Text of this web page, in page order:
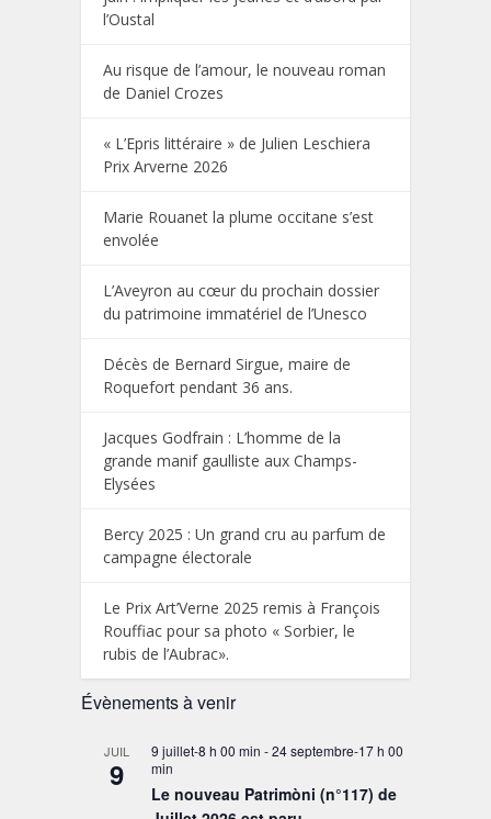
l’Oustal
Au risque de l’amour, le nouveau roman
de Daniel Crozes
« L’Epris littéraire » de Julien Leschiera
Prix Arverne 2026
Marie Rouanet la plume occitane s’est
envolée
L’Aveyron au cœur du prochain dossier
du patrimoine immatériel de l’Unesco
Décès de Bernard Sirgue, maire de
Roquefort pendant 36 ans.
Jacques Godfrain : L’homme de la
grande manif gaulliste aux Champs-
Elysées
Bercy 2025 : Un grand cru au parfum de
campagne électorale
Le Prix Art’Verne 2025 remis à François
Rouffiac pour sa photo « Sorbier, le
rubis de l’Aubrac».
Évènements à venir
JUIL
9
9 juillet-8 h 00 min -24 septembre-17 h 00
min
Le nouveau Patrimòni (n°117) de